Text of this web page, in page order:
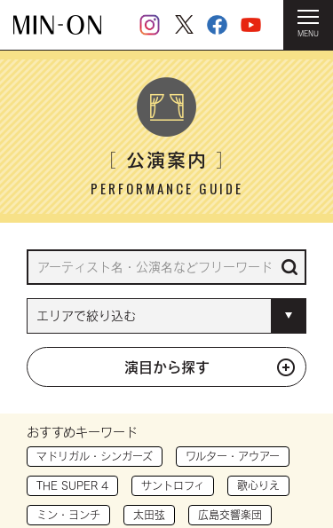
MENU
HOME ＞ 公演案内
［公演案内］
PERFORMANCE GUIDE
演目から探す
おすすめキーワード
マドリガル・シンガーズ ワルター・アウアー
THE SUPER 4 サントロフィ 歌心りえ
ミン・ヨンチ 太田弦 広島交響楽団